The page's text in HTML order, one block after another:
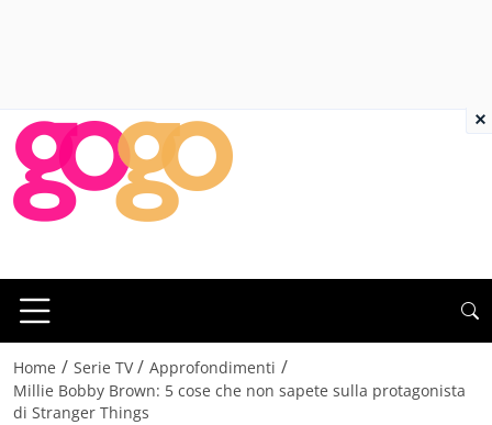
Home / Serie TV / Approfondimenti /
Millie Bobby Brown: 5 cose che non sapete sulla protagonista
di Stranger Things
×